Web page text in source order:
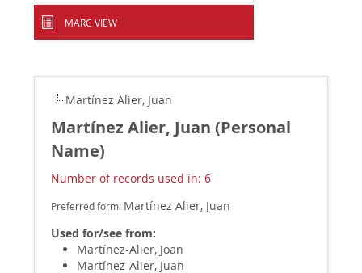
MARC VIEW
Martínez Alier, Juan
Martínez Alier, Juan (Personal
Name)
Number of records used in: 6
Preferred form: Martínez Alier, Juan
Used for/see from:
Martínez-Alier, Joan
Martínez-Alier, Juan